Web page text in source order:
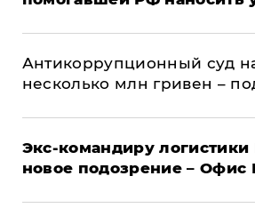
Антикоррупционный суд
несколько млн гривен –
Экс-командиру
новое подозрение – Офис